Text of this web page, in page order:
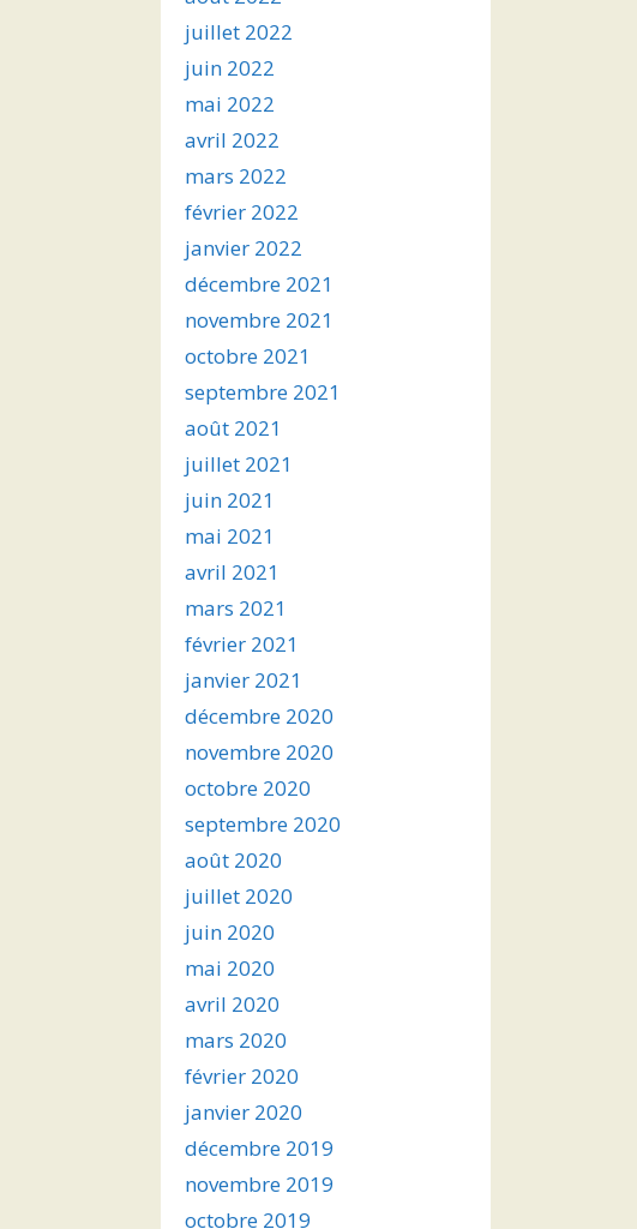
juillet 2022
juin 2022
mai 2022
avril 2022
mars 2022
février 2022
janvier 2022
décembre 2021
novembre 2021
octobre 2021
septembre 2021
août 2021
juillet 2021
juin 2021
mai 2021
avril 2021
mars 2021
février 2021
janvier 2021
décembre 2020
novembre 2020
octobre 2020
septembre 2020
août 2020
juillet 2020
juin 2020
mai 2020
avril 2020
mars 2020
février 2020
janvier 2020
décembre 2019
novembre 2019
octobre 2019